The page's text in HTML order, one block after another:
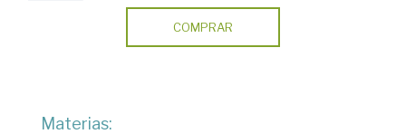
COMPRAR
Materias: